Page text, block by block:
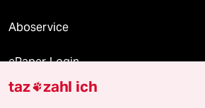
Aboservice
ePaper Login
Downloads für Abonnierende
taz zahl ich